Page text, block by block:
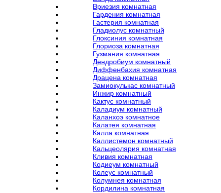
Вриезия комнатная
Гардения комнатная
Гастерия комнатная
Гладиолус комнатный
Глоксиния комнатная
Глориоза комнатная
Гузмания комнатная
Дендробиум комнатный
Диффенбахия комнатная
Драцена комнатная
Замиокулькас комнатный
Инжир комнатный
Кактус комнатный
Каладиум комнатный
Каланхоэ комнатное
Калатея комнатная
Калла комнатная
Каллистемон комнатный
Кальцеолярия комнатная
Кливия комнатная
Кодиеум комнатный
Колеус комнатный
Колумнея комнатная
Кордилина комнатная